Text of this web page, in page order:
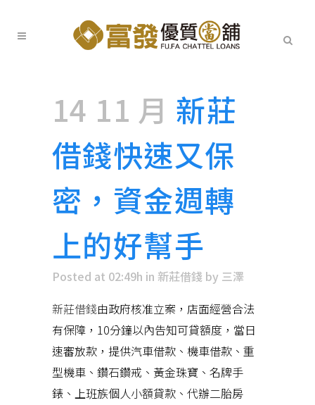
14 11 月 新莊
借錢快速又保
密，資金週轉
上的好幫手
Posted at 02:49h in 新莊借錢 by 三澤
新莊借錢由政府核准立案，店面經營合法
有保障，10分鐘以內告知可貸額度，當日
速審放款，提供汽車借款、機車借款、重
型機車、鑽石鑽戒、黃金珠寶、名牌手
錶、上班族個人小額貸款、代辦二胎房